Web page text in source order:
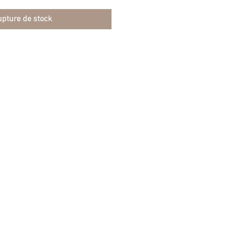
de stock